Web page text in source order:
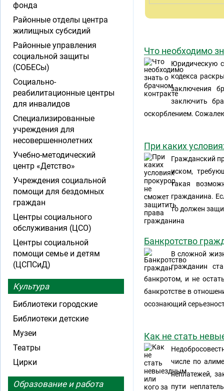
Что необходимо
Юридическую
кодекса
заключения
заключить
оскорблением.
При каких
Гражданский
иском,
такая
гражданина.
то должен
Банкротство
В сложной
гражданин
банкротом, и не
банкротстве в
осознающий
Как не стать
числе по
неплатежей,
пути
фонда
Районные отделы центра
жилищных субсидий
Районные управления
социальной защиты
(СОБЕСы)
Социально-
реабилитационные центры
для инвалидов
Специализированные
учреждения для
несовершеннолетних
Учебно-методический
центр «Детство»
Учреждения социальной
помощи для бездомных
граждан
Центры социального
обслуживания (ЦСО)
Центры социальной
помощи семье и детям
(ЦСПСиД)
Культура
Библиотеки городские
Библиотеки детские
Музеи
Театры
Цирки
Образование и работа